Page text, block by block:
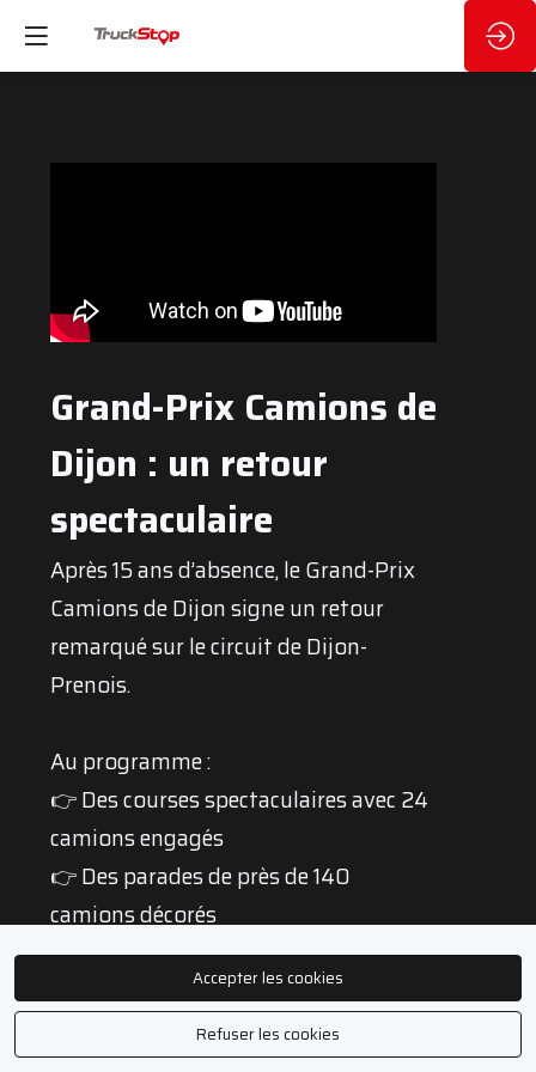
Grand-Prix Camions de
Dijon : un retour
spectaculaire
Après 15 ans d’absence, le Grand-Prix
Camions de Dijon signe un retour
remarqué sur le circuit de Dijon-
Prenois.
Au programme :
👉 Des courses spectaculaires avec 24
camions engagés
👉 Des parades de près de 140
camions décorés
👉 Un salon professionnel à ciel
👉 Une ambiance unique portée par 22
Accepter les cookies
Refuser les cookies